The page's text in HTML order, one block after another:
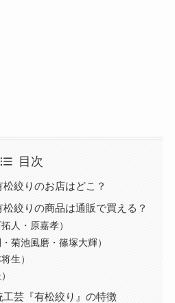
目次
絞りのお店はどこ？
絞りの商品は通販で買える？
人・原嘉孝）
菊池風磨・篠塚大輝）
生）
芸『有松絞り』の特徴